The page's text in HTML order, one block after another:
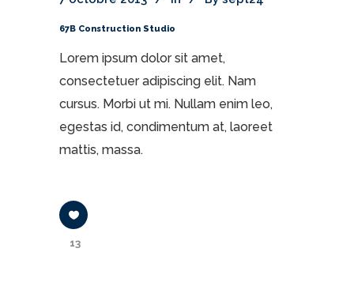
67B Construction Studio
Lorem ipsum dolor sit amet,
consectetuer adipiscing elit. Nam
cursus. Morbi ut mi. Nullam enim leo,
egestas id, condimentum at, laoreet
mattis, massa.
13